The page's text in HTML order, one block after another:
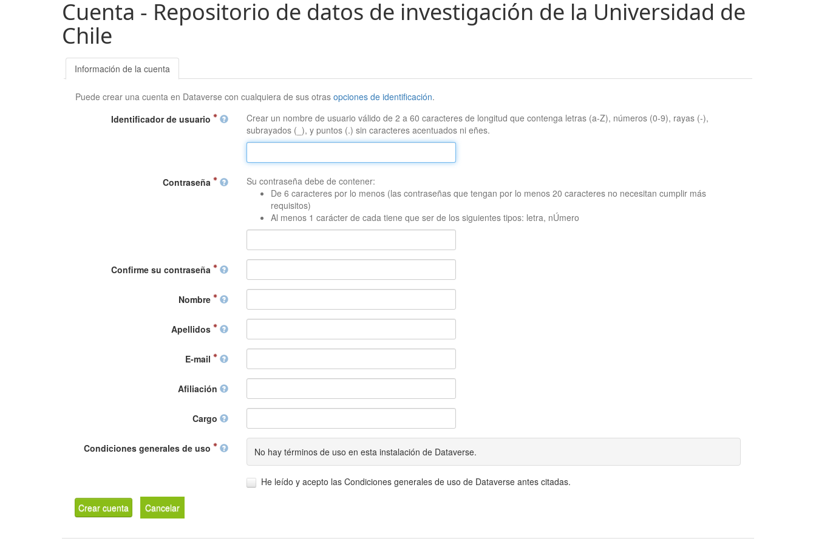
Cuenta - Repositorio de datos de investigación de la Universidad de
Chile
Información de la cuenta
Puede crear una cuenta en Dataverse con cualquiera de sus otrasopciones de identificación.
Identificador de usuario
Crear un nombre de usuario válido de 2 a 60 caracteres de longitud que contenga letras (a-Z), números (0-9), rayas (-),
subrayados (_), y puntos (.) sin caracteres acentuados ni eñes.
Contraseña
Su contraseña debe de contener:
De 6 caracteres por lo menos (las contraseñas que tengan por lo menos 20 caracteres no necesitan cumplir más
requisitos)
Al menos 1 carácter de cada tiene que ser de los siguientes tipos: letra, nÚmero
Confirme su contraseña
Nombre
Apellidos
E-mail
Afiliación
Cargo
Condiciones generales de uso No hay términos de uso en esta instalación de Dataverse.
He leído y acepto las Condiciones generales de uso de Dataverse antes citadas.
Crear cuenta Cancelar